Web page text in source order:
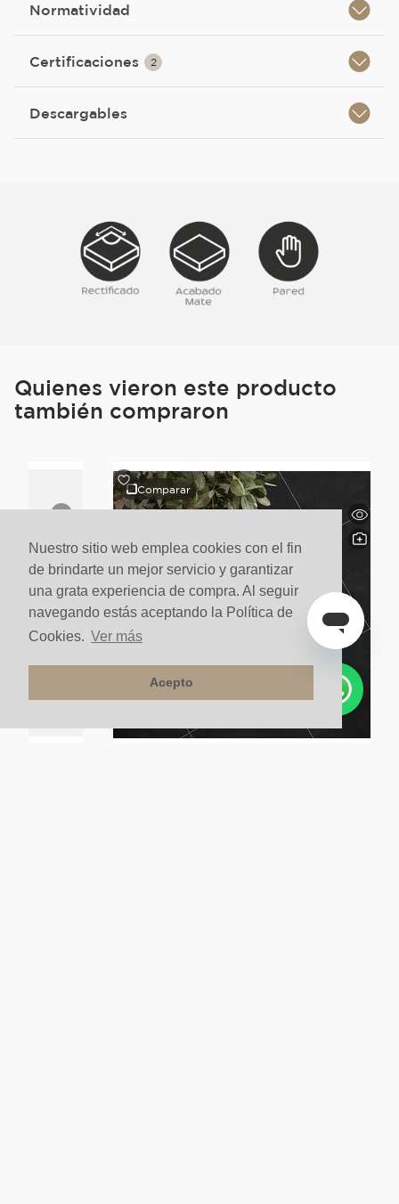
Nuestro sitio web emplea cookies con el fin
de brindarte un mejor servicio y garantizar
una grata experiencia de compra. Al seguir
navegando estás aceptando la Política de
Cookies. Ver más
Acepto
Normatividad
Certificaciones 2
Descargables
Quienes vieron este producto
también compraron
Comparar